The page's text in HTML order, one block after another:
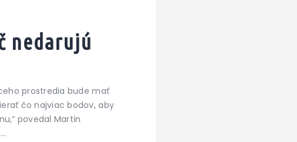
nedarujú
prostredia bude mať
čo najviac bodov, aby
povedal Martin